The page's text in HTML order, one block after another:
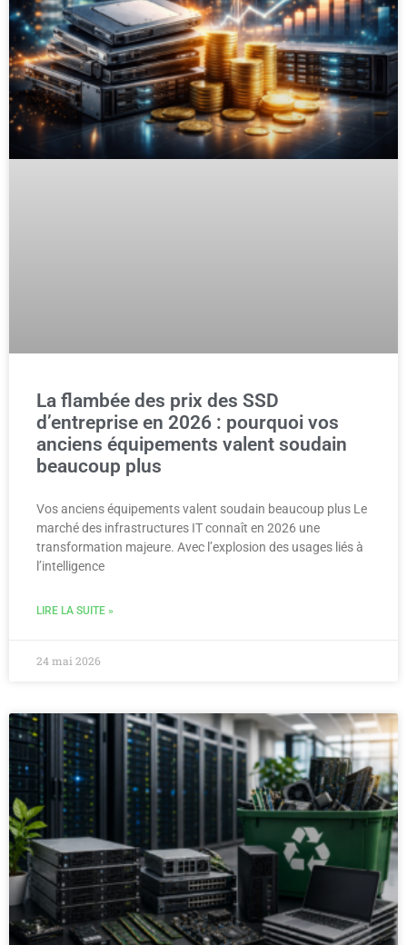
La flambée des prix des SSD
d’entreprise en 2026 : pourquoi vos
anciens équipements valent soudain
beaucoup plus
Vos anciens équipements valent soudain beaucoup plus Le
marché des infrastructures IT connaît en 2026 une
transformation majeure. Avec l’explosion des usages liés à
l’intelligence
LIRE LA SUITE »
24 mai 2026